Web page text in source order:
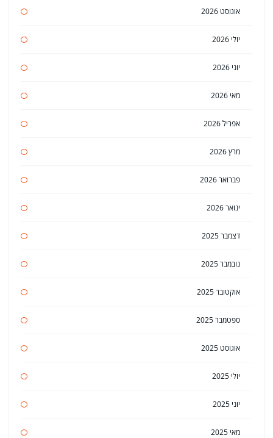
אוגוסט 2026
יולי 2026
יוני 2026
מאי 2026
אפריל 2026
מרץ 2026
פברואר 2026
ינואר 2026
דצמבר 2025
נובמבר 2025
אוקטובר 2025
ספטמבר 2025
אוגוסט 2025
יולי 2025
יוני 2025
מאי 2025